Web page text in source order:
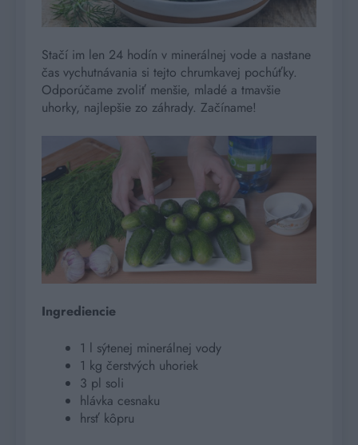
Stačí im len 24 hodín v minerálnej vode a nastane
čas vychutnávania si tejto chrumkavej pochúťky.
Odporúčame zvoliť menšie, mladé a tmavšie
uhorky, najlepšie zo záhrady. Začíname!
Ingrediencie
1 l sýtenej minerálnej vody
1 kg čerstvých uhoriek
3 pl soli
hlávka cesnaku
hrsť kôpru